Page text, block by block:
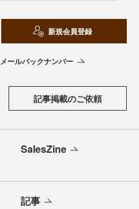
新規会員登録
メールバックナンバー
記事掲載のご依頼
SalesZine
記事